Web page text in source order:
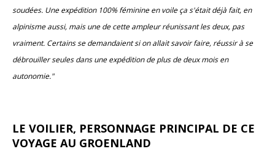
soudées. Une expédition 100% féminine en voile ça s'était déjà fait, en
alpinisme aussi, mais une de cette ampleur réunissant les deux, pas
vraiment. Certains se demandaient si on allait savoir faire, réussir à se
débrouiller seules dans une expédition de plus de deux mois en
autonomie."
LE VOILIER, PERSONNAGE PRINCIPAL DE CE
VOYAGE AU GROENLAND